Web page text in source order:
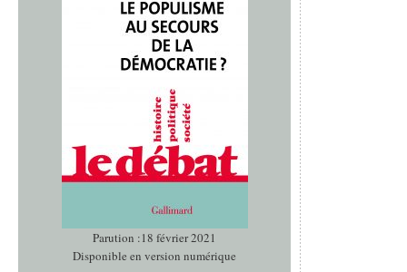
Parution :18 février 2021
Disponible en version numérique